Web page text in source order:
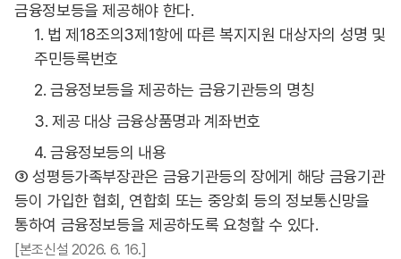
금융정보등을 제공해야 한다.
1. 법 제18조의3제1항에 따른 복지지원 대상자의 성명 및
주민등록번호
2. 금융정보등을 제공하는 금융기관등의 명칭
3. 제공 대상 금융상품명과 계좌번호
4. 금융정보등의 내용
③ 성평등가족부장관은 금융기관등의 장에게 해당 금융기관
등이 가입한 협회, 연합회 또는 중앙회 등의 정보통신망을
통하여 금융정보등을 제공하도록 요청할 수 있다.
[본조신설 2026. 6. 16.]